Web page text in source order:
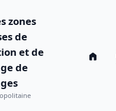
zones
de
et de
de